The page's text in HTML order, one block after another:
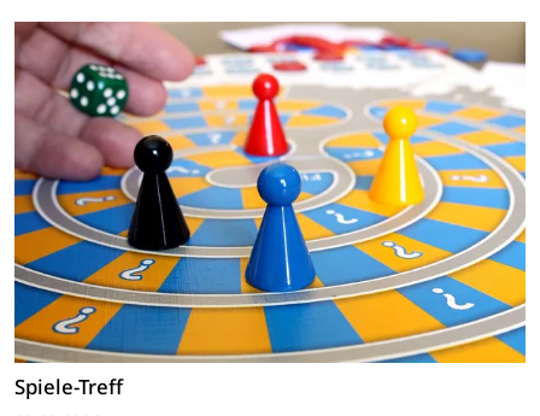
Spiele-Treff